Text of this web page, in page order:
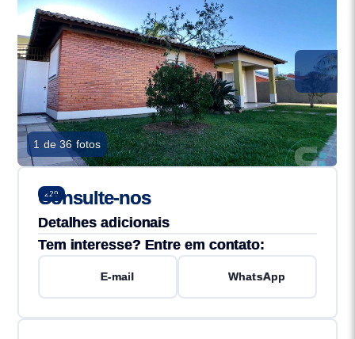
1 de 36 fotos
229
Consulte-nos
Detalhes adicionais
Tem interesse? Entre em contato:
E-mail WhatsApp